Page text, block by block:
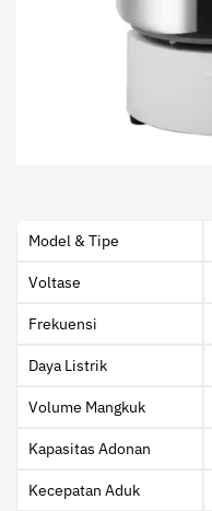
Model & Tipe
Voltase
Frekuensi
Daya Listrik
Volume Mangkuk
Kapasitas Adonan
Kecepatan Aduk